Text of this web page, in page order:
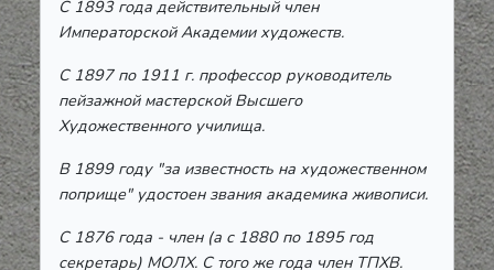
С 1893 года действительный член
Императорской Академии художеств.
С 1897 по 1911 г. профессор руководитель
пейзажной мастерской Высшего
Художественного училища.
В 1899 году "за известность на художественном
поприще" удостоен звания академика живописи.
С 1876 года - член (а с 1880 по 1895 год
секретарь) МОЛХ. С того же года член ТПХВ.